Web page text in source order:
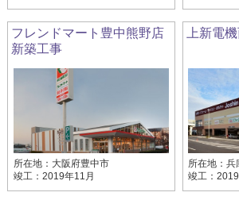
フレンドマート豊中熊野店
新築工事
所在地：大阪府豊中市
竣工：2019年11月
上新電
所在地：兵
竣工：